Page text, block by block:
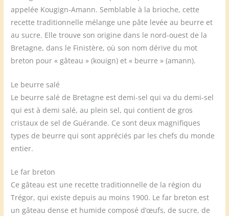
appelée Kougign-Amann. Semblable à la brioche, cette
recette traditionnelle mélange une pâte levée au beurre et
au sucre. Elle trouve son origine dans le nord-ouest de la
Bretagne, dans le Finistère, où son nom dérive du mot
breton pour « gâteau » (kouign) et « beurre » (amann).
Le beurre salé
Le beurre salé de Bretagne est demi-sel qui va du demi-sel
qui est à demi salé, au plein sel, qui contient de gros
cristaux de sel de Guérande. Ce sont deux magnifiques
types de beurre qui sont appréciés par les chefs du monde
entier.
Le far breton
Ce gâteau est une recette traditionnelle de la région du
Trégor, qui existe depuis au moins 1900. Le far breton est
un gâteau dense et humide composé d’œufs, de sucre, de